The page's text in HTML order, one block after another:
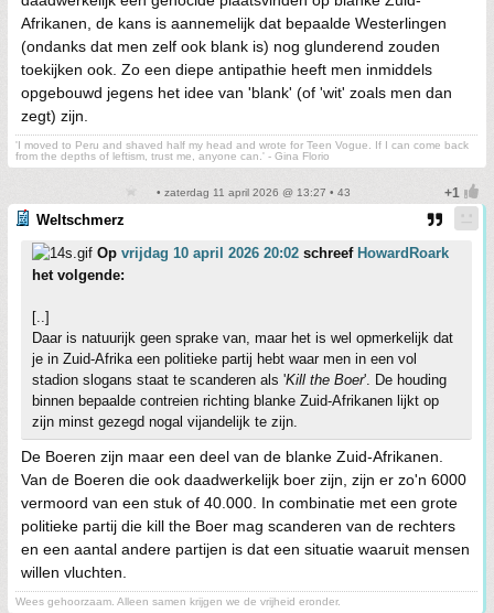
Afrikanen, de kans is aannemelijk dat bepaalde Westerlingen
(ondanks dat men zelf ook blank is) nog glunderend zouden
toekijken ook. Zo een diepe antipathie heeft men inmiddels
opgebouwd jegens het idee van 'blank' (of 'wit' zoals men dan
zegt) zijn.
'I moved to Peru and shaved half my head and wrote for Teen Vogue. If I can come back
from the depths of leftism, trust me, anyone can.' - Gina Florio
• zaterdag 11 april 2026 @ 13:27 • 43
Weltschmerz
Op vrijdag 10 april 2026 20:02 schreef HowardRoark
het volgende:
[..]
Daar is natuurijk geen sprake van, maar het is wel opmerkelijk dat
je in Zuid-Afrika een politieke partij hebt waar men in een vol
stadion slogans staat te scanderen als 'Kill the Boer'. De houding
binnen bepaalde contreien richting blanke Zuid-Afrikanen lijkt op
zijn minst gezegd nogal vijandelijk te zijn.
De Boeren zijn maar een deel van de blanke Zuid-Afrikanen.
Van de Boeren die ook daadwerkelijk boer zijn, zijn er zo'n 6000
vermoord van een stuk of 40.000. In combinatie met een grote
politieke partij die kill the Boer mag scanderen van de rechters
en een aantal andere partijen is dat een situatie waaruit mensen
willen vluchten.
Wees gehoorzaam. Alleen samen krijgen we de vrijheid eronder.